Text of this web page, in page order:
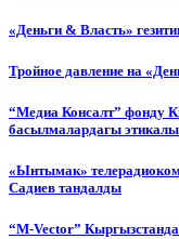
«Деньги & Власть»
Тройное давление на
“Медиа Консалт” фонду
басылмалардагы
«Ынтымак»
Садиев тандалды
“М-Vector”